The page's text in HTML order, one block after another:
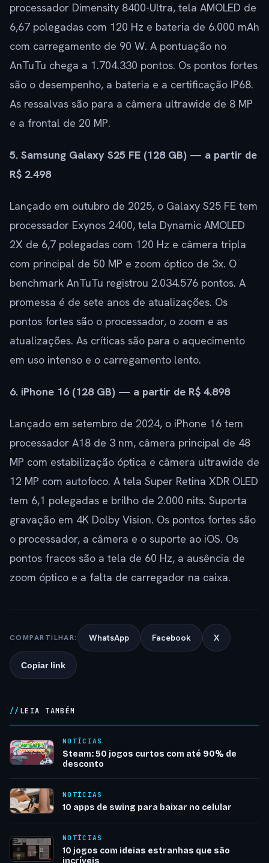
processador Dimensity 8400-Ultra, tela AMOLED de
6,67 polegadas com 120 Hz e bateria de 6.000 mAh
com carregamento de 90 W. A pontuação no
AnTuTu chega a 1.704.330 pontos. Os pontos fortes
são o desempenho, a bateria e a certificação IP68.
As ressalvas são para a câmera ultrawide de 8 MP
e a frontal de 20 MP.
5. Samsung Galaxy S25 FE (128 GB) — a partir de
R$ 2.498
Lançado em outubro de 2025, o Galaxy S25 FE tem
processador Exynos 2400, tela Dynamic AMOLED
2X de 6,7 polegadas com 120 Hz e câmera tripla
com principal de 50 MP e zoom óptico de 3x. O
benchmark AnTuTu registrou 2.034.576 pontos. A
promessa é de sete anos de atualizações. Os
pontos fortes são o processador, o zoom e as
atualizações. As críticas são para o aquecimento
em uso intenso e o carregamento lento.
6. iPhone 16 (128 GB) — a partir de R$ 4.898
Lançado em setembro de 2024, o iPhone 16 tem
processador A18 de 3 nm, câmera principal de 48
MP com estabilização óptica e câmera ultrawide de
12 MP com autofoco. A tela Super Retina XDR OLED
tem 6,1 polegadas e brilho de 2.000 nits. Suporta
gravação em 4K Dolby Vision. Os pontos fortes são
o processador, a câmera e o suporte ao iOS. Os
pontos fracos são a tela de 60 Hz, a ausência de
zoom óptico e a falta de carregador na caixa.
COMPARTILHAR: WhatsApp Facebook X
Copiar link
LEIA TAMBÉM
NOTÍCIAS
Steam: 50 jogos curtos com até 90% de
desconto
NOTÍCIAS
10 apps de swing para baixar no celular
NOTÍCIAS
10 jogos com ideias estranhas que são
incríveis